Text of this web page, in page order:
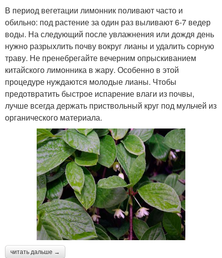
В период вегетации лимонник поливают часто и
обильно: под растение за один раз выливают 6-7 ведер
воды. На следующий после увлажнения или дождя день
нужно разрыхлить почву вокруг лианы и удалить сорную
траву. Не пренебрегайте вечерним опрыскиванием
китайского лимонника в жару. Особенно в этой
процедуре нуждаются молодые лианы. Чтобы
предотвратить быстрое испарение влаги из почвы,
лучше всегда держать приствольный круг под мульчей из
органического материала.
читать дальше →